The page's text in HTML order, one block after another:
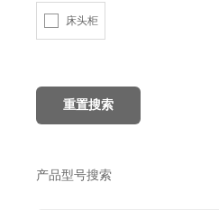
床头柜
重置搜索
产品型号搜索